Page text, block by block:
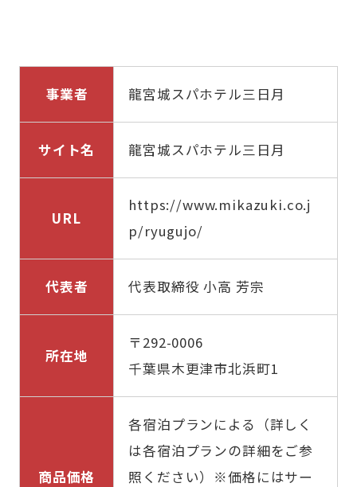
事業者 龍宮城スパホテル三日月
サイト名 龍宮城スパホテル三日月
URL
https://www.mikazuki.co.j
p/ryugujo/
代表者 代表取締役 小高 芳宗
所在地
〒292-0006
千葉県木更津市北浜町1
商品価格
各宿泊プランによる（詳しく
は各宿泊プランの詳細をご参
照ください）※価格にはサー